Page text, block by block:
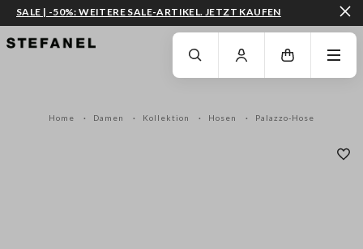
ZUM HAUPTINHALT SPRINGEN GEHEN SIE ZUM ENDE DER SEITE
SALE | -50%: WEITERE SALE-ARTIKEL. JETZT KAUFEN
Home Damen Kollektion Hosen Palazzo-Hose